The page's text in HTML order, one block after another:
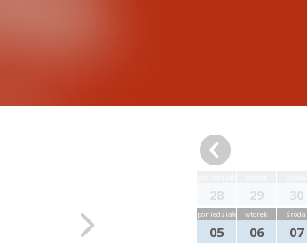
28 29 30
poniedziałek
05
wtorek
06
środa
07